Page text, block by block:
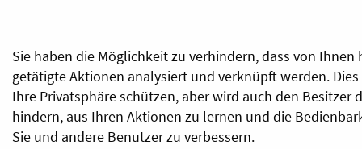
Sie haben die Möglichkeit zu verhindern, dass von Ihnen
getätigte Aktionen analysiert und verknüpft werden.
Ihre Privatsphäre schützen, aber wird auch den Besitzer
hindern, aus Ihren Aktionen zu lernen und die
Sie und andere Benutzer zu verbessern.